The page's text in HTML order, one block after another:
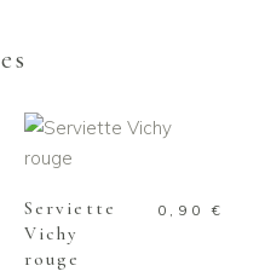
AJOUTER AU
Serviette
Vichy
rouge
0,90 €